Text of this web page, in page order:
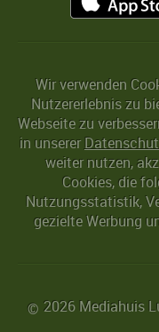
Wir verwenden
Nutzererlebnis zu
Webseite zu
in unserer
weiter nutzen,
Cookies, die
Nutzungsstatistik,
gezielte Werbung
© 2026 Mediahuis